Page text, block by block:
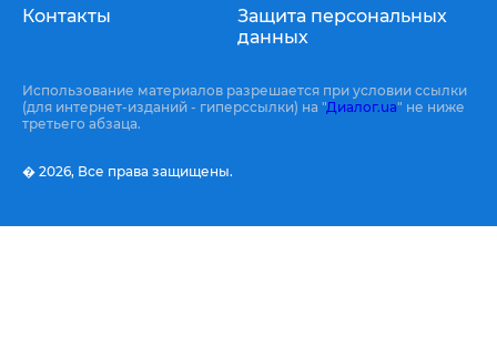
Контакты
Защита персональных
данных
Использование материалов разрешается при условии ссылки
(для интернет-изданий - гиперссылки) на "Диалог.ua" не ниже
третьего абзаца.
� 2026, Все права защищены.